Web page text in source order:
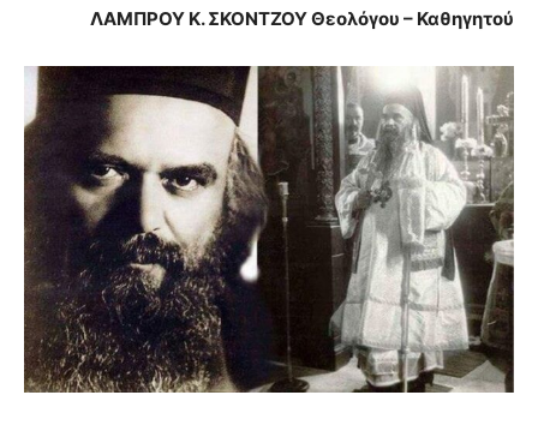
ΛΑΜΠΡΟΥ Κ. ΣΚΟΝΤΖΟΥ Θεολόγου – Καθηγητού